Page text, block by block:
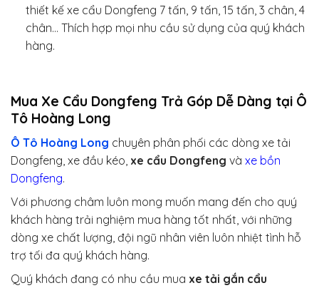
thiết kế xe cẩu Dongfeng 7 tấn, 9 tấn, 15 tấn, 3 chân, 4
chân… Thích hợp mọi nhu cầu sử dụng của quý khách
hàng.
Mua Xe Cẩu Dongfeng Trả Góp Dễ Dàng tại Ô
Tô Hoàng Long
Ô Tô Hoàng Long chuyên phân phối các dòng xe tải
Dongfeng, xe đầu kéo, xe cẩu Dongfeng và xe bồn
Dongfeng.
Với phương châm luôn mong muốn mang đến cho quý
khách hàng trải nghiệm mua hàng tốt nhất, với những
dòng xe chất lượng, đội ngũ nhân viên luôn nhiệt tình hỗ
trợ tối đa quý khách hàng.
Quý khách đang có nhu cầu mua xe tải gắn cẩu